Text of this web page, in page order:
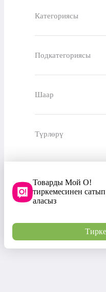
Категориясы
Подкатегориясы
Шаар
Түрлөрү
Товарды Мой О!
тиркемесинен сатып
аласыз